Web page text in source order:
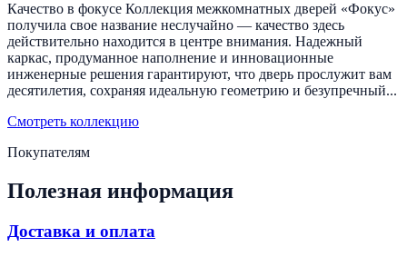
Качество в фокусе Коллекция межкомнатных дверей «Фокус»
получила свое название неслучайно — качество здесь
действительно находится в центре внимания. Надежный
каркас, продуманное наполнение и инновационные
инженерные решения гарантируют, что дверь прослужит вам
десятилетия, сохраняя идеальную геометрию и безупречный...
Смотреть коллекцию
Покупателям
Полезная информация
Доставка и оплата